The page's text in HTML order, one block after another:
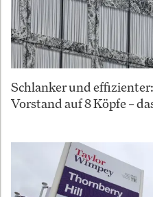
Schlanker und
Vorstand auf 8 Köpfe –